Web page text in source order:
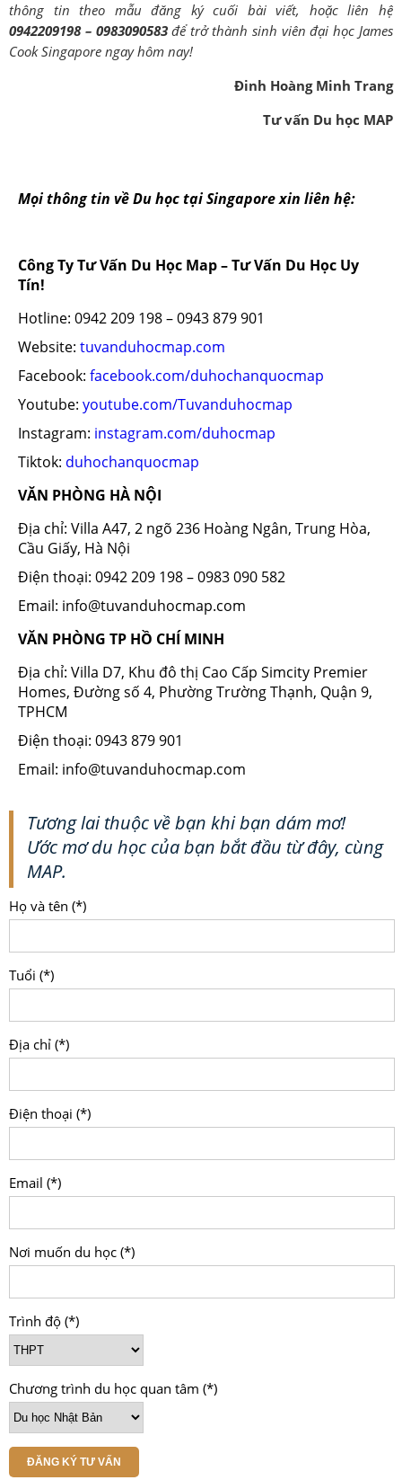
thông tin theo mẫu đăng ký cuối bài viết, hoặc liên hệ
0942209198 – 0983090583để trở thành sinh viên đại học James
Cook Singapore ngay hôm nay!
Đinh Hoàng Minh Trang
Tư vấn Du học MAP
Mọi thông tin về Du học tại Singapore xin liên hệ:
Công Ty Tư Vấn Du Học Map – Tư Vấn Du Học Uy
Tín!
Hotline: 0942 209 198 – 0943 879 901
Website: tuvanduhocmap.com
Facebook: facebook.com/duhochanquocmap
Youtube: youtube.com/Tuvanduhocmap
Instagram: instagram.com/duhocmap
Tiktok: duhochanquocmap
VĂN PHÒNG HÀ NỘI
Địa chỉ: Villa A47, 2 ngõ 236 Hoàng Ngân, Trung Hòa,
Cầu Giấy, Hà Nội
Điện thoại: 0942 209 198 – 0983 090 582
Email: info@tuvanduhocmap.com
VĂN PHÒNG TP HỒ CHÍ MINH
Địa chỉ: Villa D7, Khu đô thị Cao Cấp Simcity Premier
Homes, Đường số 4, Phường Trường Thạnh, Quận 9,
TPHCM
Điện thoại: 0943 879 901
Email: info@tuvanduhocmap.com
Tương lai thuộc về bạn khi bạn dám mơ!
Ước mơ du học của bạn bắt đầu từ đây, cùng
MAP.
Họ và tên (*)
Tuổi (*)
Địa chỉ (*)
Điện thoại (*)
Email (*)
Nơi muốn du học (*)
Trình độ (*)
Chương trình du học quan tâm (*)
ĐĂNG KÝ TƯ VẤN